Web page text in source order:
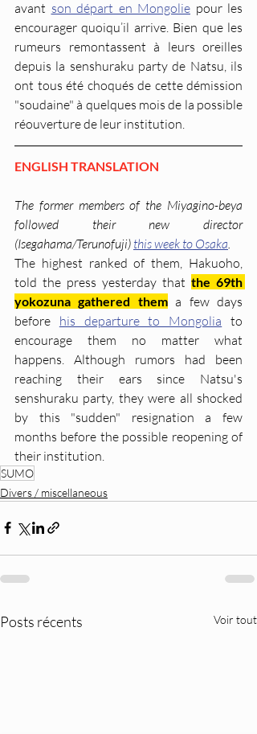
avant son départ en Mongolie pour les
encourager quoiqu’il arrive. Bien que les
rumeurs remontassent à leurs oreilles
depuis la senshuraku party de Natsu, ils
ont tous été choqués de cette démission
"soudaine" à quelques mois de la possible
réouverture de leur institution.
ENGLISH TRANSLATION
The former members of the Miyagino-beya
followed their new director
(Isegahama/Terunofuji) this week to Osaka
The highest ranked of them, Hakuoho,
told the press yesterday that the 69th
yokozuna gathered them a few days
before his departure to Mongolia to
encourage them no matter what
happens. Although rumors had been
reaching their ears since Natsu's
senshuraku party, they were all shocked
by this "sudden" resignation a few
months before the possible reopening of
their institution.
SUMO
Divers / miscellaneous
Posts récents Voir tout